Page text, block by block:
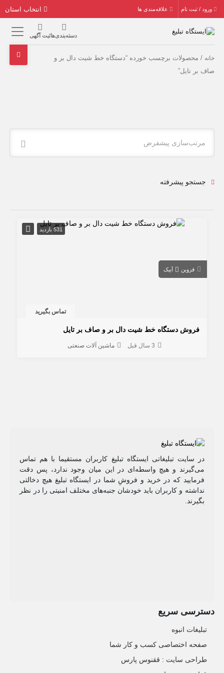
ورود / ثبت نام علاقه‌مندی ها
دسته‌بندی‌هاثبت آگهی
خانه / محصولات برچسب خورده “دستگاه خط شیت دال بر و
صاف بر تایل”
مرتب‌سازی پیشفرض
جستجو پیشرفته
531 بازدید
قزوین آبیک
تماس بگیرید
فروش دستگاه خط شیت دال بر و صاف بر تایل
3 سال قبل ماشین آلات صنعتی
در سایت تبلیغاتی ایستگاه تبلیغ کاربران مستقیما با هم تماس
می‌گیرند و هیچ واسطه‌ای در این میان وجود ندارد، پس دقت
فرمایید که در خرید و فروشِ شما در ایستگاه تبلیغ هیچ دخالتی
نداشته و کاربران باید خودشان جنبه‌های مختلف امنیتی را در نظر
بگیرند.
دسترسی سریع
تبلیغات انبوه
صفحه اختصاصی کسب و کار شما
طراحی سایت :‌ ققنوس پارس